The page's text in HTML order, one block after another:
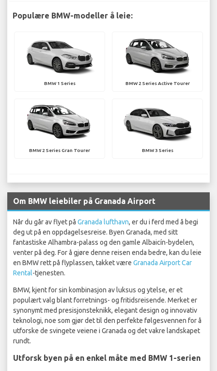
Populære BMW-modeller å leie:
BMW 1 Series BMW 2 Series Active Tourer
BMW 2 Series Gran Tourer BMW 3 Series
Om BMW leiebiler på Granada Airport
Når du går av flyet på Granada lufthavn, er du i ferd med å begi
deg ut på en oppdagelsesreise. Byen Granada, med sitt
fantastiske Alhambra-palass og den gamle Albaicín-bydelen,
venter på deg. For å gjøre denne reisen enda bedre, kan du leie
en BMW rett på flyplassen, takket være Granada Airport Car
Rental-tjenesten.
BMW, kjent for sin kombinasjon av luksus og ytelse, er et
populært valg blant forretnings- og fritidsreisende. Merket er
synonymt med presisjonsteknikk, elegant design og innovativ
teknologi, noe som gjør det til den perfekte følgesvennen for å
utforske de svingete veiene i Granada og det vakre landskapet
rundt.
Utforsk byen på en enkel måte med BMW 1-serien